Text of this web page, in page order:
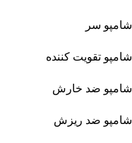
شامپو سر
شامپو تقویت کننده
شامپو ضد خارش
شامپو ضد ریزش